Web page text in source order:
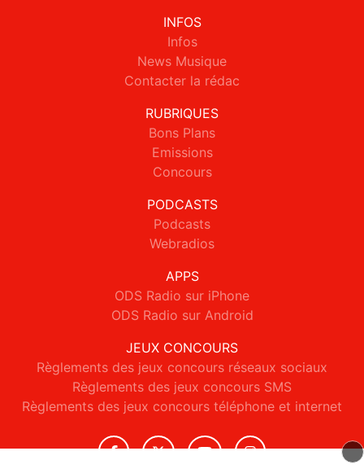
INFOS
Infos
News Musique
Contacter la rédac
RUBRIQUES
Bons Plans
Emissions
Concours
PODCASTS
Podcasts
Webradios
APPS
ODS Radio sur iPhone
ODS Radio sur Android
JEUX CONCOURS
Règlements des jeux concours réseaux sociaux
Règlements des jeux concours SMS
Règlements des jeux concours téléphone et internet